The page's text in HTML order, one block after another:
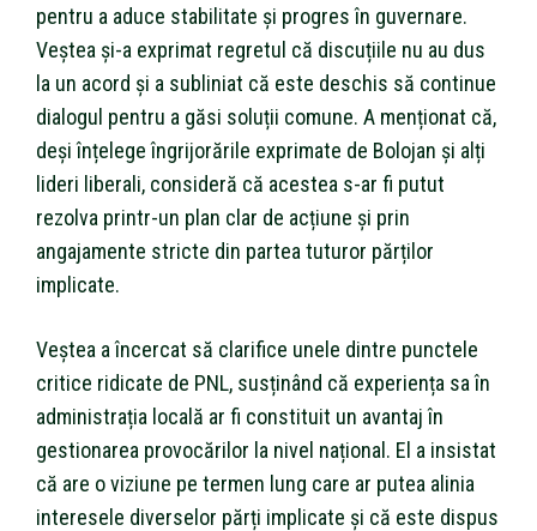
pentru a aduce stabilitate și progres în guvernare.
Veștea și-a exprimat regretul că discuțiile nu au dus
la un acord și a subliniat că este deschis să continue
dialogul pentru a găsi soluții comune. A menționat că,
deși înțelege îngrijorările exprimate de Bolojan și alți
lideri liberali, consideră că acestea s-ar fi putut
rezolva printr-un plan clar de acțiune și prin
angajamente stricte din partea tuturor părților
implicate.
Veștea a încercat să clarifice unele dintre punctele
critice ridicate de PNL, susținând că experiența sa în
administrația locală ar fi constituit un avantaj în
gestionarea provocărilor la nivel național. El a insistat
că are o viziune pe termen lung care ar putea alinia
interesele diverselor părți implicate și că este dispus